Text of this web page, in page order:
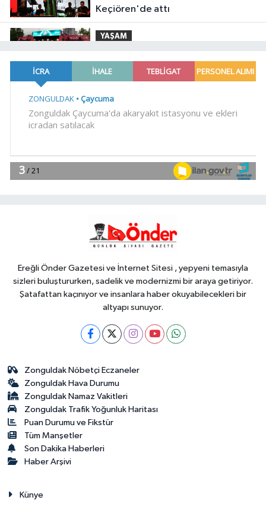
Keçiören'de attı
YAŞAM
açılışı coşkuyla gerçekleşti
13:08İzmir İtfaiyesi'ne 13,5 milyon
13:05
Plajı'nda müzik ziyafeti
Ereğli Önder Gazetesi ve İnternet Sitesi , yepyeni temasıyla
sizleri buluştururken, sadelik ve modernizmi bir araya getiriyor.
Şatafattan kaçınıyor ve insanlara haber okuyabilecekleri bir
altyapı sunuyor.
Zonguldak Nöbetçi Eczaneler
Zonguldak Hava Durumu
Zonguldak Namaz Vakitleri
Zonguldak Trafik Yoğunluk Haritası
Puan Durumu ve Fikstür
Tüm Manşetler
Son Dakika Haberleri
Haber Arşivi
Künye